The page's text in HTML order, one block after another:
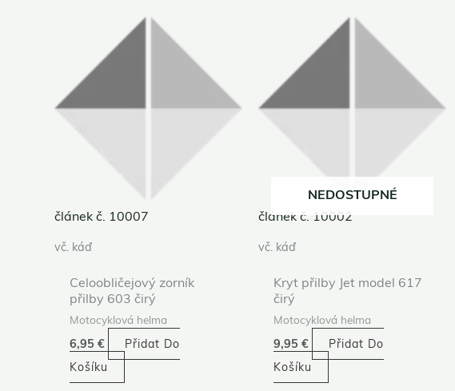
článek č. 10007
vč. káď
Celoobličejový zorník
přilby 603 čirý
Motocyklová helma
6,95€
Přidat Do
Košíku
NEDOSTUPNÉ
článek č. 10002
vč. káď
Kryt přilby Jet model 617
čirý
Motocyklová helma
9,95€
Přidat Do
Košíku